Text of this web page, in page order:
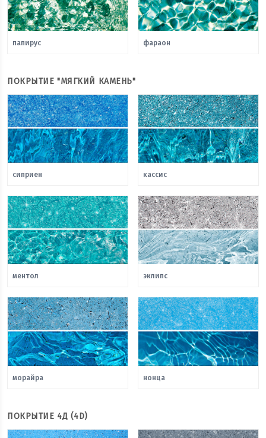
папирус фараон
ПОКРЫТИЕ "МЯГКИЙ КАМЕНЬ"
сиприен кассис
ментол эклипс
морайра нонца
ПОКРЫТИЕ 4Д (4D)